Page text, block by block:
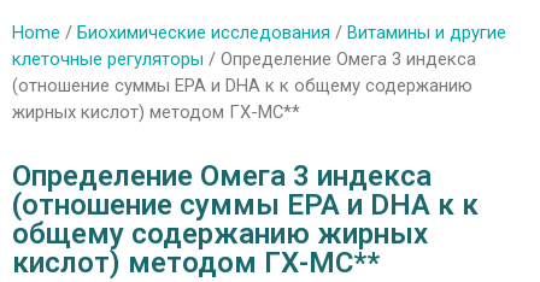
Home / Биохимические исследования / Витамины и другие
клеточные регуляторы / Определение Омега 3 индекса
(отношение суммы ЕРА и DHA к к общему содержанию
жирных кислот) методом ГХ-МС**
Определение Омега 3 индекса
(отношение суммы ЕРА и DHA к к
общему содержанию жирных
кислот) методом ГХ-МС**